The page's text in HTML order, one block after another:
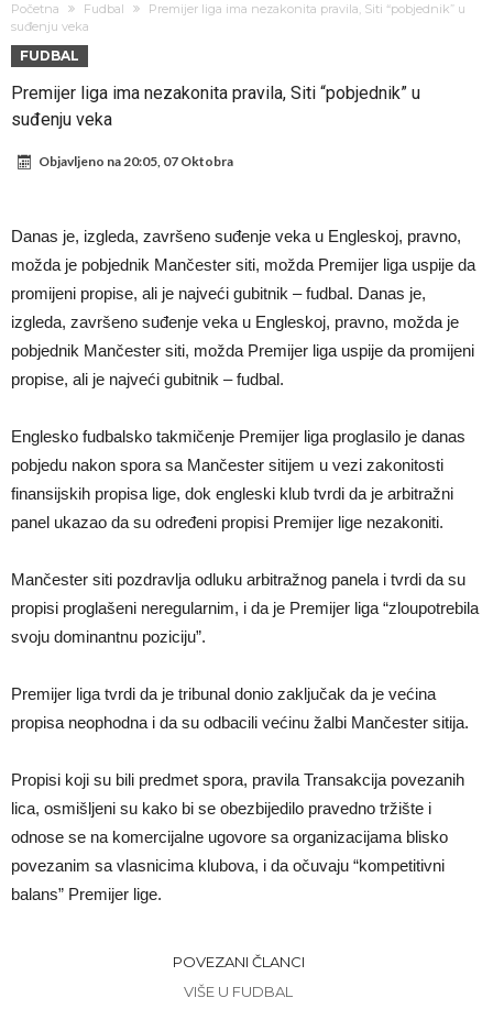
Sada je jasno zašto je došao: “Luda” klauzula iz Salahovog ugovora s
Turcima je otkrivena
Predsjednik velikana otkrio pregovore sa Dušanom Vlahovićem
Ronaldo objavio slike iz garaže. “Moje igračke”
historiji!
Ćabi sastavlja kockice, lijevi bek iz Španije i golman iz Portugala za
strašni Čelsi?!
FIFA u velikom previranju! Infantino svojim potezom iznenadio
fudbalski svijet
Početna Fudbal
Premijer liga ima nezakonita pravila, Siti “pobjednik” u
suđenju veka
FUDBAL
Premijer liga ima nezakonita pravila, Siti “pobjednik” u
suđenju veka
Objavljeno na20:05, 07 Oktobra
Danas je, izgleda, završeno suđenje veka u Engleskoj, pravno,
možda je pobjednik Mančester siti, možda Premijer liga uspije da
promijeni propise, ali je najveći gubitnik – fudbal. Danas je,
izgleda, završeno suđenje veka u Engleskoj, pravno, možda je
pobjednik Mančester siti, možda Premijer liga uspije da promijeni
propise, ali je najveći gubitnik – fudbal.
Englesko fudbalsko takmičenje Premijer liga proglasilo je danas
pobjedu nakon spora sa Mančester sitijem u vezi zakonitosti
finansijskih propisa lige, dok engleski klub tvrdi da je arbitražni
panel ukazao da su određeni propisi Premijer lige nezakoniti.
Mančester siti pozdravlja odluku arbitražnog panela i tvrdi da su
propisi proglašeni neregularnim, i da je Premijer liga “zloupotrebila
svoju dominantnu poziciju”.
Premijer liga tvrdi da je tribunal donio zaključak da je većina
propisa neophodna i da su odbacili većinu žalbi Mančester sitija.
Propisi koji su bili predmet spora, pravila Transakcija povezanih
lica, osmišljeni su kako bi se obezbijedilo pravedno tržište i
odnose se na komercijalne ugovore sa organizacijama blisko
povezanim sa vlasnicima klubova, i da očuvaju “kompetitivni
balans” Premijer lige.
POVEZANI ČLANCI
VIŠE U FUDBAL